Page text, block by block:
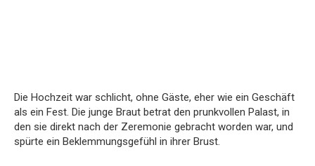
Die Hochzeit war schlicht, ohne Gäste, eher wie ein Geschäft
als ein Fest. Die junge Braut betrat den prunkvollen Palast, in
den sie direkt nach der Zeremonie gebracht worden war, und
spürte ein Beklemmungsgefühl in ihrer Brust.